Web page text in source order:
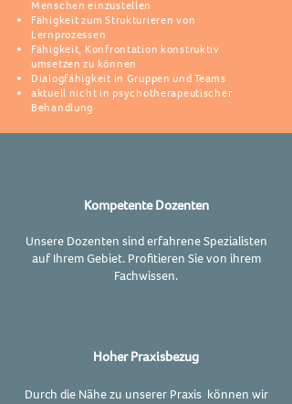
Menschen einzustellen
Fähigkeit zum Strukturieren von
Lernprozessen
Fähigkeit, Konfrontation konstruktiv
umsetzen zu können
Dialogfähigkeit in Gruppen und Teams
aktuell nicht in psychotherapeutischer
Behandlung
Kompetente Dozenten
Unsere Dozenten sind erfahrene Spezialisten
auf Ihrem Gebiet. Profitieren Sie von ihrem
Fachwissen.
Hoher Praxisbezug
Durch die Nähe zu unserer Praxis können wir